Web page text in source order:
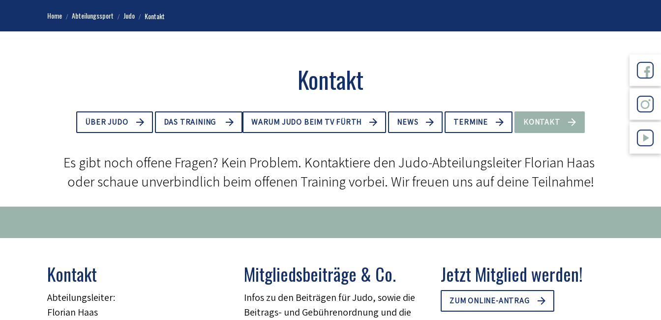
Home Abteilungssport Judo Kontakt
Kontakt
ÜBER JUDO DAS TRAINING WARUM JUDO BEIM TV FÜRTH NEWS TERMINE KONTAKT
Es gibt noch offene Fragen? Kein Problem. Kontaktiere den Judo-Abteilungsleiter Florian Haas
oder schaue unverbindlich beim offenen Training vorbei. Wir freuen uns auf deine Teilnahme!
Kontakt
Abteilungsleiter:
Florian Haas
Mitgliedsbeiträge & Co.
Infos zu den Beiträgen für Judo, sowie die
Beitrags- und Gebührenordnung und die
Jetzt Mitglied werden!
ZUM ONLINE-ANTRAG